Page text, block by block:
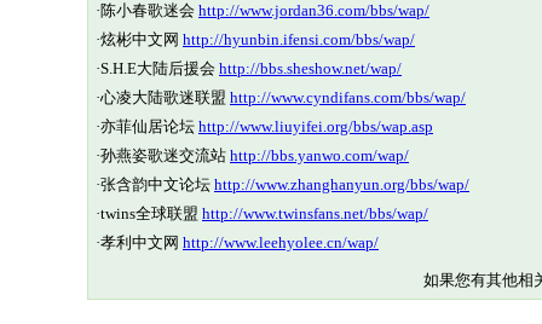
·陈小春歌迷会 http://www.jordan36.com/bbs/wap/
·炫彬中文网 http://hyunbin.ifensi.com/bbs/wap/
·S.H.E大陆后援会 http://bbs.sheshow.net/wap/
·心凌大陆歌迷联盟 http://www.cyndifans.com/bbs/wap/
·亦菲仙居论坛 http://www.liuyifei.org/bbs/wap.asp
·孙燕姿歌迷交流站 http://bbs.yanwo.com/wap/
·张含韵中文论坛 http://www.zhanghanyun.org/bbs/wap/
·twins全球联盟 http://www.twinsfans.net/bbs/wap/
·孝利中文网 http://www.leehyolee.cn/wap/
如果您有其他相